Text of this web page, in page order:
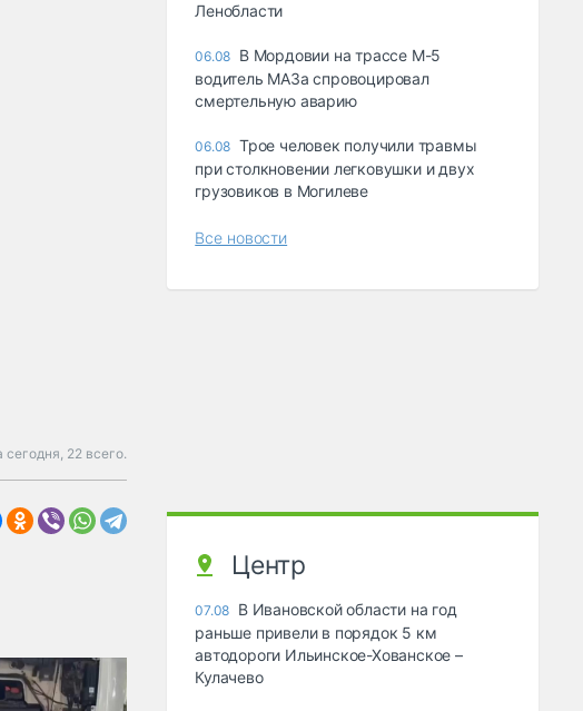
сегодня, 22 всего.
Ленобласти
06.08 В Мордовии на трассе М-5
водитель МАЗа спровоцировал
смертельную аварию
06.08 Трое человек получили травмы
при столкновении легковушки и двух
грузовиков в Могилеве
Все новости
Центр
07.08 В Ивановской области на год
раньше привели в порядок 5 км
автодороги Ильинское-Хованское –
Кулачево